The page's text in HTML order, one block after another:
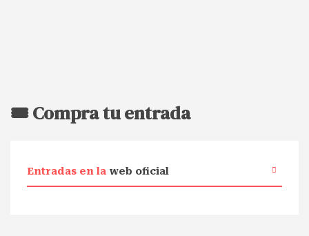
🎟️ Compra tu entrada
Entradas en la web oficial